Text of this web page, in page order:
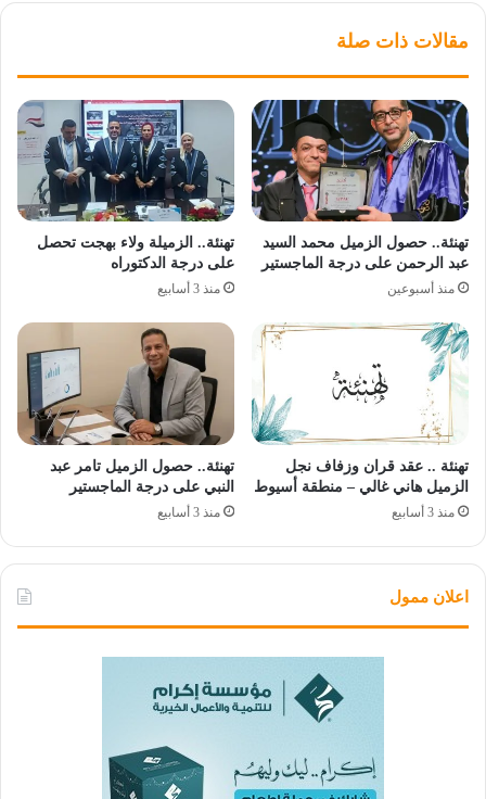
مقالات ذات صلة
تهنئة.. حصول الزميل محمد السيد
عبد الرحمن على درجة الماجستير
منذ أسبوعين
تهنئة.. الزميلة ولاء بهجت تحصل
على درجة الدكتوراه
منذ 3 أسابيع
تهنئة .. عقد قران وزفاف نجل
الزميل هاني غالي – منطقة أسيوط
منذ 3 أسابيع
تهنئة.. حصول الزميل تامر عبد
النبي على درجة الماجستير
منذ 3 أسابيع
اعلان ممول